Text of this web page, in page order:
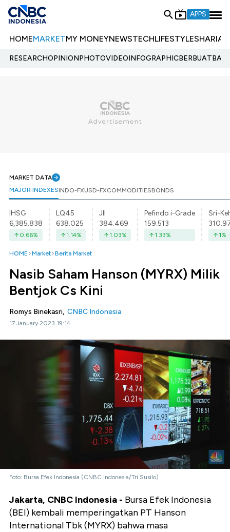
APPS
HOMEMARKETMY MONEYNEWSTECHLIFESTYLESHARIA
RESEARCHOPINIONPHOTOVIDEOINFOGRAPHIC
MARKET DATA
MAJOR INDEXESINDO-FXUSD-FXCOMMODITIESBONDS
IHSG
6,385.838
0.66%
LQ45
638.025
1.14%
JII
384.469
1.03%
Pefindo i-Grade
159.513
1.33%
Sri-
1%
HOME Market Berita Market
Nasib Saham Hanson (MYRX) Milik
Bentjok Cs Kini
Romys Binekasri, CNBC Indonesia
17 January 2023 19:14
Foto: Bursa Efek Indonesia (CNBC Indonesia/Tri Susilo)
Jakarta, CNBC Indonesia - Bursa Efek Indonesia
(BEI) kembali memperingatkan PT Hanson
International Tbk (MYRX) bahwa masa